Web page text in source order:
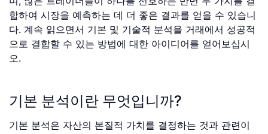
합하여 시장을 예측하는 데 더 좋은 결과를 얻을 수 있습니
다. 계속 읽으면서 기본 및 기술적 분석을 거래에서 성공적
으로 결합할 수 있는 방법에 대한 아이디어를 얻어보십시
오.
기본 분석이란 무엇입니까?
기본 분석은 자산의 본질적 가치를 결정하는 것과 관련이